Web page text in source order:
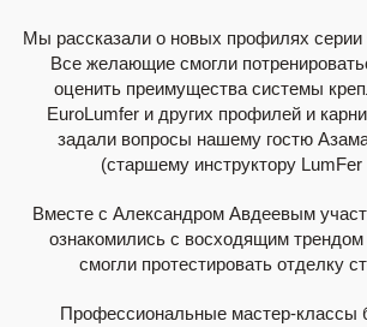
Мы рассказали о новых профилях серии
Все желающие смогли
оценить преимущества системы
EuroLumfer и других профилей и
задали вопросы нашему гостю
(старшему инструктору LumFer
Вместе с Александром Авдеевым
ознакомились с восходящим трендом
смогли протестировать отделку
Профессиональные мастер-классы